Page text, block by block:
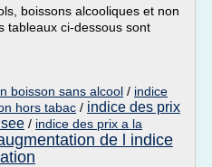
boissons alcooliques et non
tableaux ci-dessous sont
boisson sans alcool / indice
hors tabac / indice des prix
/ indice des prix a la
de l indice